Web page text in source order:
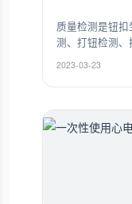
质量检测是钮
测、打钮检测
2023-03-23